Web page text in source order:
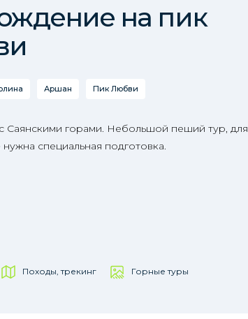
на пик
Аршан Пик Любви
Саянскими горами. Небольшой пеший тур, для
специальная подготовка.
Походы, трекинг Горные туры